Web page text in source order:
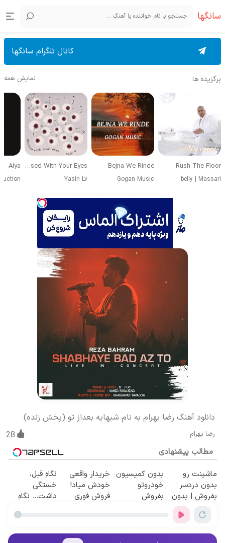
سانگها
کانال تلگرام سانگها
برگزیده ها نمایش همه
Rush The Floor
belly | Massari
Bejna We Rinde
Gogan Music
Obsessed With Your Eyes
Yasin Lv
Alya
دانلود آهنگ رضا بهرام به نام شبهایه بعداز تو (پخش زنده)
رضا بهرام 28
مطالب پیشنهادی
ماشینت رو
بدون دردسر
بفروش | بدون
کمسیون 😍
بدون کمیسیون
خودروتو
بفروش
خریدار واقعی
خودش میاد!
فروش فوری
نگاهِ قبل،
خستگی
داشت... نگاهِ
🌸 بلفا با 25%